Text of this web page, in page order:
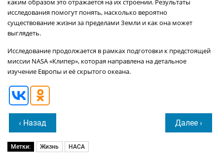
каким образом это отражается на их строении. Результаты
исследования помогут понять, насколько вероятно
существование жизни за пределами Земли и как она может
выглядеть.
Исследование продолжается в рамках подготовки к предстоящей
миссии NASA «Клипер», которая направлена на детальное
изучение Европы и её скрытого океана.
‹ Назад Далее ›
Метки: Жизнь НАСА